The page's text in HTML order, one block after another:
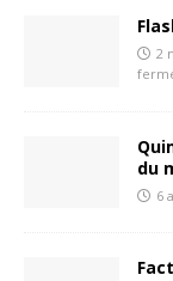
2
du
6